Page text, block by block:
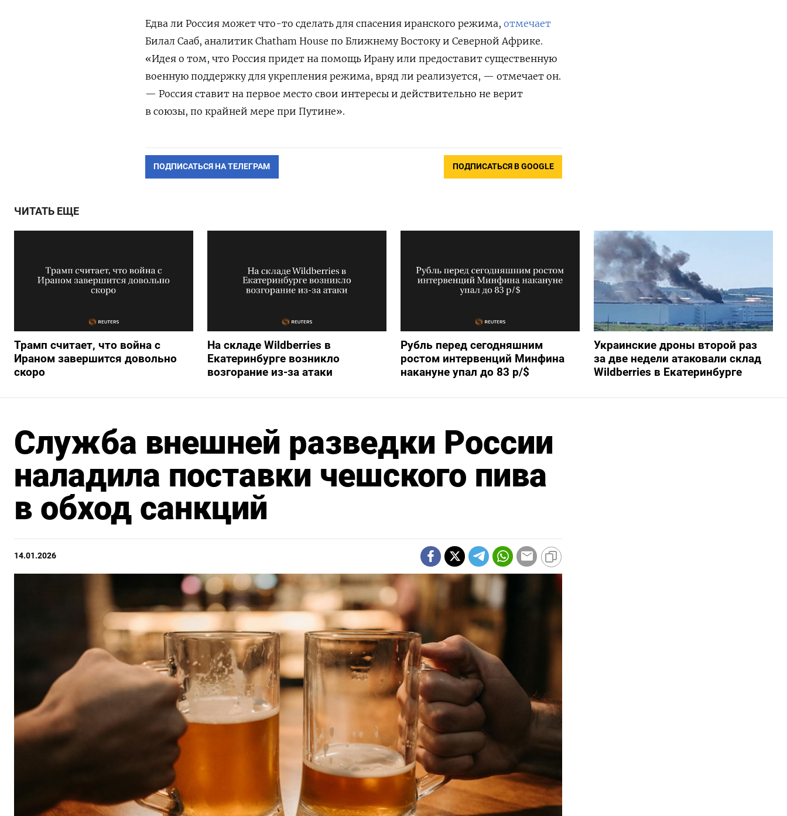
Едва ли Россия может что-то сделать для спасения иранского режима, отмечает
Билал Сааб, аналитик Chatham House по Ближнему Востоку и Северной Африке.
«Идея о том, что Россия придет на помощь Ирану или предоставит существенную
военную поддержку для укрепления режима, вряд ли реализуется, — отмечает он.
— Россия ставит на первое место свои интересы и действительно не верит
в союзы, по крайней мере при Путине».
ПОДПИСАТЬСЯ НА ТЕЛЕГРАМ ПОДПИСАТЬСЯ В GOOGLE
ЧИТАТЬ ЕЩЕ
Трамп считает, что война с
Ираном завершится довольно
скоро
На складе Wildberries в
Екатеринбурге возникло
возгорание из-за атаки
Рубль перед сегодняшним
ростом интервенций Минфина
накануне упал до 83 р/$
Украинские дроны второй раз
за две недели атаковали склад
Wildberries в Екатеринбурге
Служба внешней разведки России
наладила поставки чешского пива
в обход санкций
14.01.2026